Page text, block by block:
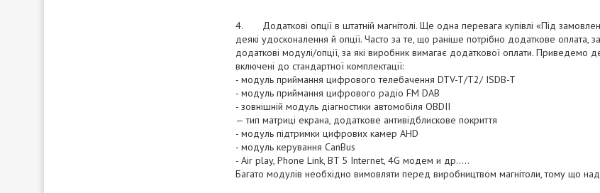
4. Додаткові опції в штатній магнітолі. Ще одна перевага купівлі «Під
деякі удосконалення й опції. Часто за те, що раніше потрібно додаткове оплата,
додаткові модулі/опції, за які виробник вимагає додаткової оплати.
включені до стандартної комплектації:
- модуль приймання цифрового телебачення DTV-T/T2/ ISDB-T
- модуль приймання цифрового радіо FM DAB
- зовнішній модуль діагностики автомобіля OBDII
— тип матриці екрана, додаткове антивідблискове покриття
- модуль підтримки цифрових камер AHD
- модуль керування CanBus
- Air play, Phone Link, BT 5 Internet, 4G модем и др…..
Багато модулів необхідно вимовляти перед виробництвом магнітоли, тому що